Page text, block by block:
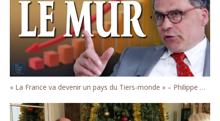
« La France va devenir un pays du Tiers-monde » – Philippe Murer